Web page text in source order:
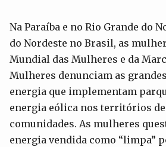
Na Paraíba e no Rio Grande do
do Nordeste no Brasil, as
Mundial das Mulheres e da
Mulheres denunciam as
energia que implementam
energia eólica nos territórios de
comunidades. As mulheres
energia vendida como “limpa”